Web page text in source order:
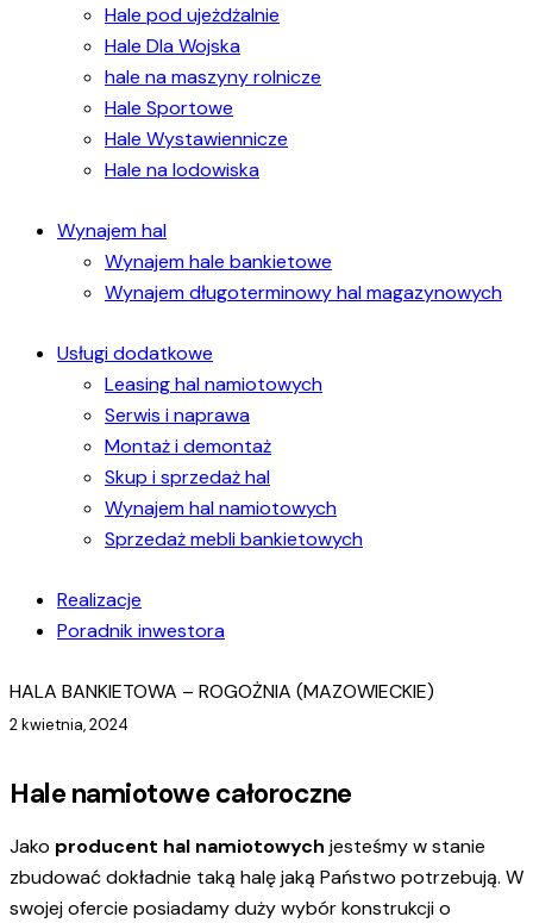
Hale pod ujeżdżalnie
Hale Dla Wojska
hale na maszyny rolnicze
Hale Sportowe
Hale Wystawiennicze
Hale na lodowiska
Wynajem hal
Wynajem hale bankietowe
Wynajem długoterminowy hal magazynowych
Usługi dodatkowe
Leasing hal namiotowych
Serwis i naprawa
Montaż i demontaż
Skup i sprzedaż hal
Wynajem hal namiotowych
Sprzedaż mebli bankietowych
Realizacje
Poradnik inwestora
HALA BANKIETOWA – ROGOŻNIA (MAZOWIECKIE)
2 kwietnia, 2024
Hale namiotowe całoroczne
Jako producent hal namiotowych jesteśmy w stanie
zbudować dokładnie taką halę jaką Państwo potrzebują. W
swojej ofercie posiadamy duży wybór konstrukcji o